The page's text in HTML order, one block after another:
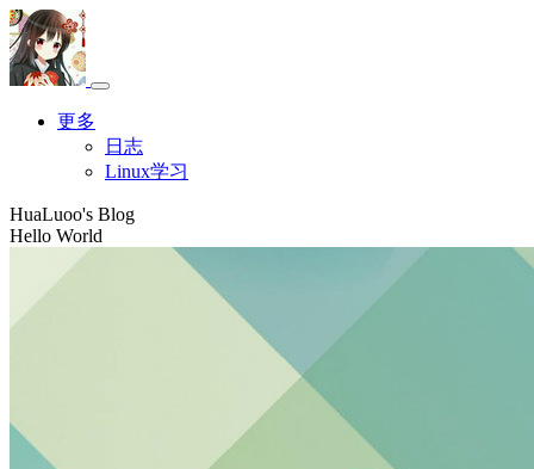
更多
日志
Linux学习
HuaLuoo's Blog
Hello World